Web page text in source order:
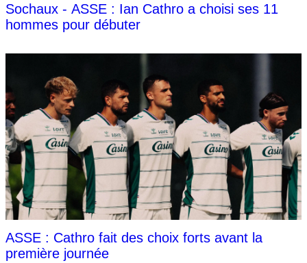
Sochaux - ASSE : Ian Cathro a choisi ses 11
hommes pour débuter
ASSE : Cathro fait des choix forts avant la
première journée